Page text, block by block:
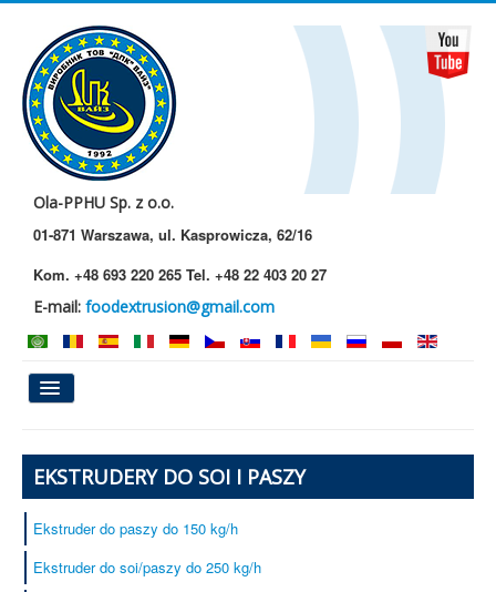
Ola-PPHU Sp. z o.o.
01-871 Warszawa, ul. Kasprowicza, 62/16
Kom. +48 693 220 265 Tel. +48 22 403 20 27
E-mail: foodextrusion@gmail.com
O Nas
Serwis
EKSTRUDERY DO SOI I PASZY
Ekstruder do paszy do 150 kg/h
Ekstruder do soi/paszy do 250 kg/h